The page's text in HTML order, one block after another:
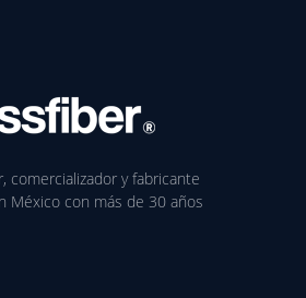
comercializador y fabricante
México con más de 30 años